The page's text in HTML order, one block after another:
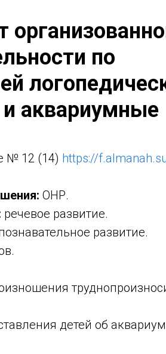
по
аквариумные
№ 12 (14) https://
ОНР.
речевое развитие.
развитие.
детей об